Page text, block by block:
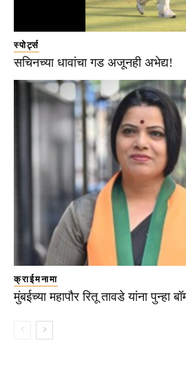
स्पोर्ट्स
सचिनच्या धावांचा गड अजूनही अभेद्य!
क्राईमनामा
मुंबईच्या महापौर रितू तावडे यांना पुन्हा